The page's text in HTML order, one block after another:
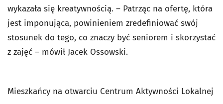
wykazała się kreatywnością. – Patrząc na ofertę, która
jest imponująca, powinieniem zredefiniować swój
stosunek do tego, co znaczy być seniorem i skorzystać
z zajęć – mówił Jacek Ossowski.
Mieszkańcy na otwarciu Centrum Aktywności Lokalnej